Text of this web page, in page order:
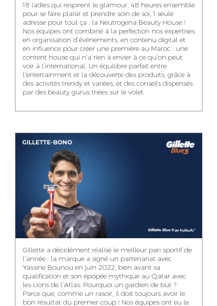
WA-IL ZRYOUIL
PUBLIC RELATIONS
CONSULTANT
NOUREDDINE
SAMADI
ART DIRECTOR
MOHAMED
LEHMOUM
ART DIRECTOR
MEHDI ZERRAD
MANAGER
CHAIMAA
DIGITAL MANAGER
IDMOUSSA SAFAA
PUBLIC RELATIONS
CONSULTANT
NOUHAILA DIKER
IMANE LACHGUER
EXECUTIVE
DOUNIA SADOUK
ACCOUNTANT
OUSSAMA
BENHAMOU
GRAPHIC
DESIGNER
18 ladies qui respirent le glamour, 48 heures ensemble
pour se faire plaisir et prendre soin de soi, 1 seule
adresse pour tout ça : la Neutrogena Beauty House !
Nos équipes ont combiné à la perfection nos expertises
en organisation d’événements, en contenu digital et
en influence pour créer une première au Maroc : une
content house qui n’a rien à envier à ce qu’on peut
voir à l’international. Un équilibre parfait entre
l’entertainment et la découverte des produits, grâce à
des activités trendy et variées, et des conseils dispensés
par des beauty gurus triées sur le volet.
Gillette a décidément réalisé le meilleur pari sportif de
l’année : la marque a signé un partenariat avec
Yassine Bounou en juin 2022, bien avant sa
qualification et son épopée mythique au Qatar avec
les Lions de l’Atlas. Pourquoi un gardien de but ?
Parce que, comme un rasoir, il doit toujours avoir le
bon résultat du premier coup ! Nos équipes ont eu le